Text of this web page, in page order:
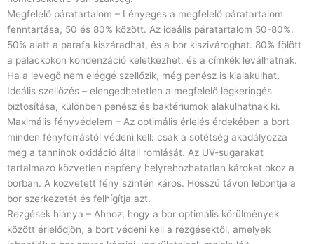
Megfelelő páratartalom – Lényeges a megfelelő páratartalom
fenntartása, 50 és 80% között. Az ideális páratartalom 50-80%.
50% alatt a parafa kiszáradhat, és a bor kiszivároghat. 80% fölött
a palackokon kondenzáció keletkezhet, és a címkék leválhatnak.
Ha a levegő nem eléggé szellőzik, még penész is kialakulhat.
Ideális szellőzés – elengedhetetlen a megfelelő légkeringés
biztosítása, különben penész és baktériumok alakulhatnak ki.
Maximális fényvédelem – Az optimális érlelés érdekében a bort
minden fényforrástól védeni kell: csak a sötétség akadályozza
meg a tanninok oxidáció általi romlását. Az UV-sugarakat
tartalmazó közvetlen napfény helyrehozhatatlan károkat okoz a
borban. A közvetett fény szintén káros. Hosszú távon lebontja a
bor szerkezetét és felhígítja azt.
Rezgések hiánya – Ahhoz, hogy a bor optimális körülmények
között érlelődjön, a bort védeni kell a rezgésektől, amelyek